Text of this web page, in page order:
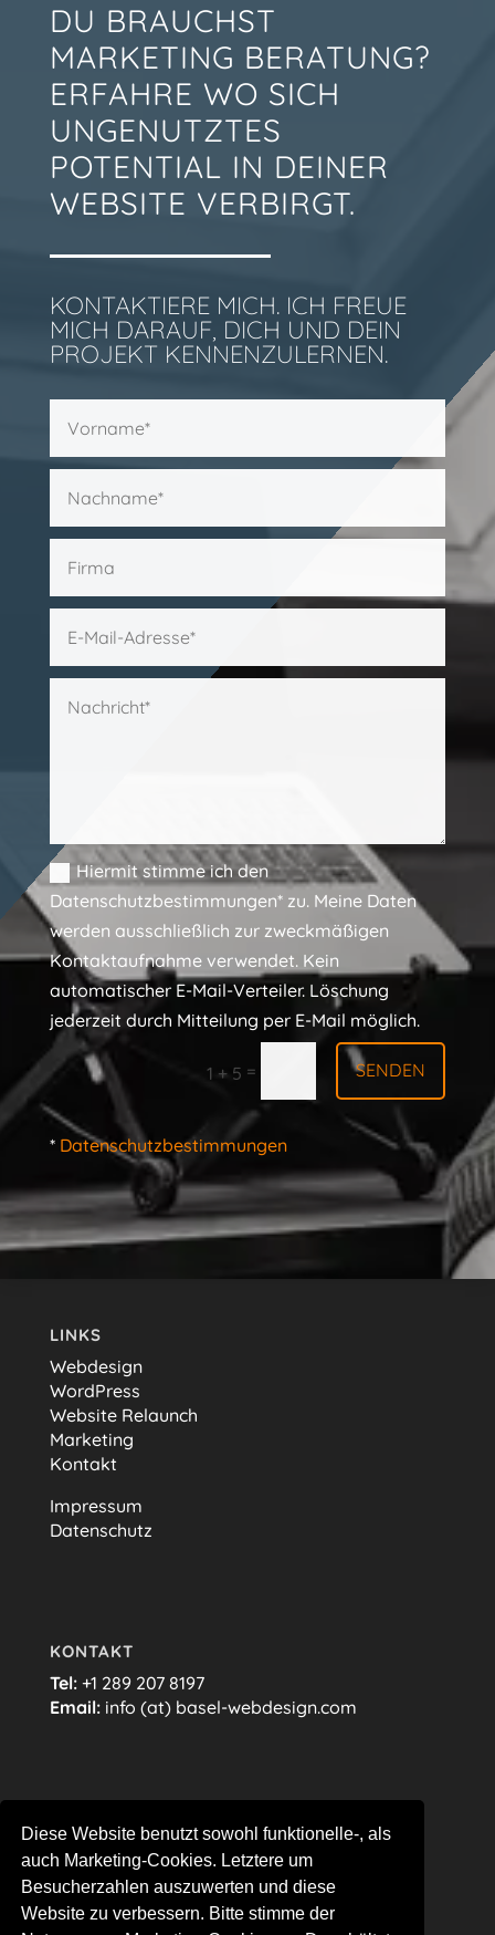
Diese Website benutzt sowohl funktionelle-, als
auch Marketing-Cookies. Letztere um
Besucherzahlen auszuwerten und diese
Website zu verbessern. Bitte stimme der
DU BRAUCHST
MARKETING BERATUNG?
ERFAHRE WO SICH
UNGENUTZTES
POTENTIAL IN DEINER
WEBSITE VERBIRGT.
KONTAKTIERE MICH. ICH FREUE
MICH DARAUF, DICH UND DEIN
PROJEKT KENNENZULERNEN.
Hiermit stimme ich den
Datenschutzbestimmungen* zu. Meine Daten
werden ausschließlich zur zweckmäßigen
Kontaktaufnahme verwendet. Kein
automatischer E-Mail-Verteiler. Löschung
jederzeit durch Mitteilung per E-Mail möglich.
1 + 5 = SENDEN
* Datenschutzbestimmungen
LINKS
Webdesign
WordPress
Website Relaunch
Marketing
Kontakt
Impressum
Datenschutz
KONTAKT
Tel: +1 289 207 8197
Email: info (at) basel-webdesign.com
FOLGE MIR…